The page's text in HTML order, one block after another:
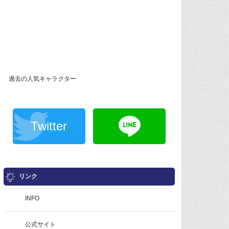
過去の人気キャラクター
Twitter
リンク
INFO
公式サイト